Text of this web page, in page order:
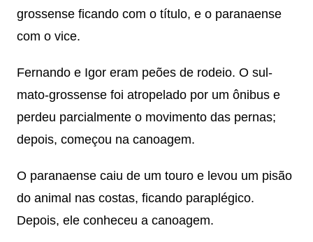
grossense ficando com o título, e o paranaense
com o vice.
Fernando e Igor eram peões de rodeio. O sul-
mato-grossense foi atropelado por um ônibus e
perdeu parcialmente o movimento das pernas;
depois, começou na canoagem.
O paranaense caiu de um touro e levou um pisão
do animal nas costas, ficando paraplégico.
Depois, ele conheceu a canoagem.